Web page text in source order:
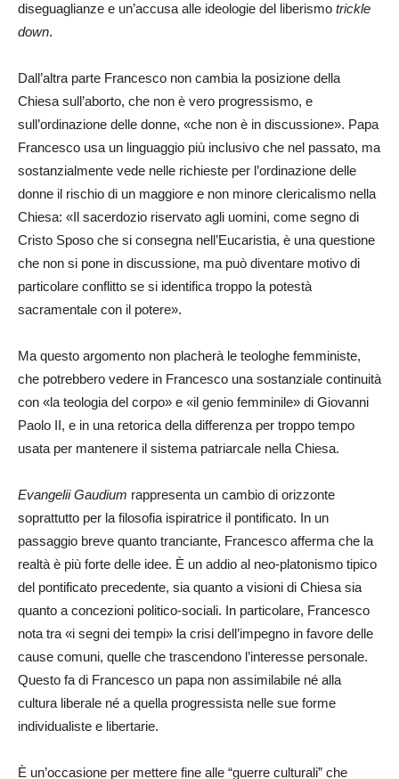
diseguaglianze e un’accusa alle ideologie del liberismo trickle
down.
Dall’altra parte Francesco non cambia la posizione della
Chiesa sull’aborto, che non è vero progressismo, e
sull’ordinazione delle donne, «che non è in discussione». Papa
Francesco usa un linguaggio più inclusivo che nel passato, ma
sostanzialmente vede nelle richieste per l’ordinazione delle
donne il rischio di un maggiore e non minore clericalismo nella
Chiesa: «Il sacerdozio riservato agli uomini, come segno di
Cristo Sposo che si consegna nell’Eucaristia, è una questione
che non si pone in discussione, ma può diventare motivo di
particolare conflitto se si identifica troppo la potestà
sacramentale con il potere».
Ma questo argomento non placherà le teologhe femministe,
che potrebbero vedere in Francesco una sostanziale continuità
con «la teologia del corpo» e «il genio femminile» di Giovanni
Paolo II, e in una retorica della differenza per troppo tempo
usata per mantenere il sistema patriarcale nella Chiesa.
Evangelii Gaudium rappresenta un cambio di orizzonte
soprattutto per la filosofia ispiratrice il pontificato. In un
passaggio breve quanto tranciante, Francesco afferma che la
realtà è più forte delle idee. È un addio al neo-platonismo tipico
del pontificato precedente, sia quanto a visioni di Chiesa sia
quanto a concezioni politico-sociali. In particolare, Francesco
nota tra «i segni dei tempi» la crisi dell’impegno in favore delle
cause comuni, quelle che trascendono l’interesse personale.
Questo fa di Francesco un papa non assimilabile né alla
cultura liberale né a quella progressista nelle sue forme
individualiste e libertarie.
È un’occasione per mettere fine alle “guerre culturali” che